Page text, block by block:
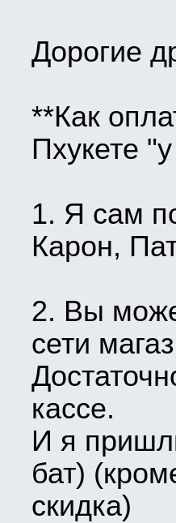
Дорогие
**Как
Пхукете
1. Я сам
Карон,
2. Вы
сети
кассе.
И я
бат)
скидка)